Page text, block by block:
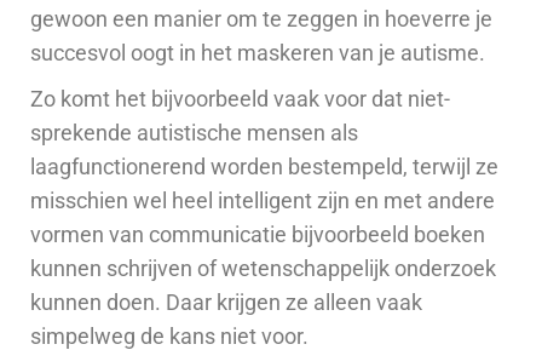
gewoon een manier om te zeggen in hoeverre je
succesvol oogt in het maskeren van je autisme.
Zo komt het bijvoorbeeld vaak voor dat niet-
sprekende autistische mensen als
laagfunctionerend worden bestempeld, terwijl ze
misschien wel heel intelligent zijn en met andere
vormen van communicatie bijvoorbeeld boeken
kunnen schrijven of wetenschappelijk onderzoek
kunnen doen. Daar krijgen ze alleen vaak
simpelweg de kans niet voor.